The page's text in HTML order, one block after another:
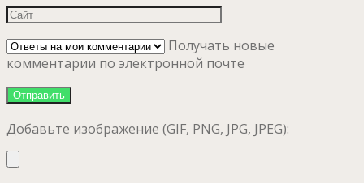
Получать новые
комментарии по электронной почте
Добавьте изображение (GIF, PNG, JPG, JPEG):